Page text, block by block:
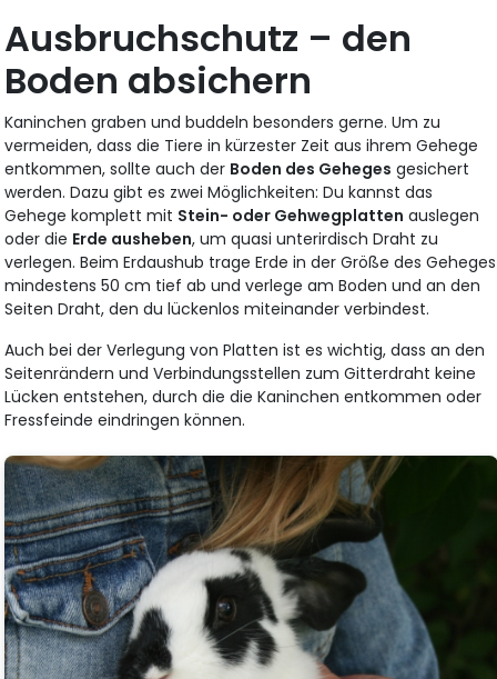
Ausbruchschutz – den
Boden absichern
Kaninchen graben und buddeln besonders gerne. Um zu
vermeiden, dass die Tiere in kürzester Zeit aus ihrem Gehege
entkommen, sollte auch der Boden des Geheges gesichert
werden. Dazu gibt es zwei Möglichkeiten: Du kannst das
Gehege komplett mit Stein- oder Gehwegplatten auslegen
oder die Erde ausheben, um quasi unterirdisch Draht zu
verlegen. Beim Erdaushub trage Erde in der Größe des Geheges
mindestens 50 cm tief ab und verlege am Boden und an den
Seiten Draht, den du lückenlos miteinander verbindest.
Auch bei der Verlegung von Platten ist es wichtig, dass an den
Seitenrändern und Verbindungsstellen zum Gitterdraht keine
Lücken entstehen, durch die die Kaninchen entkommen oder
Fressfeinde eindringen können.